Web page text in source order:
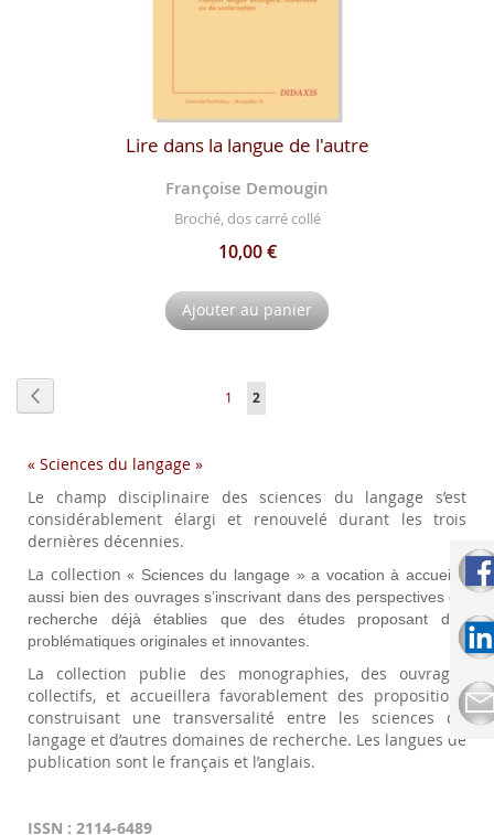
Lire dans la langue de l'autre
Françoise Demougin
Broché, dos carré collé
10,00 €
Ajouter au panier
Page
Page
1
Vous
la
page
2
« Sciences du langage »
Le champ disciplinaire des sciences du langage s’est
considérablement élargi et renouvelé durant les trois
dernières décennies.
La collection « Sciences du langage » a vocation à accueillir
aussi bien des ouvrages s’inscrivant dans des perspectives de
recherche déjà établies que des études proposant des
problématiques originales et innovantes.
La collection publie des monographies, des ouvrages
collectifs, et accueillera favorablement des propositions
construisant une transversalité entre les sciences du
langage et d’autres domaines de recherche. Les langues de
publication sont le français et l’anglais.
ISSN : 2114-6489